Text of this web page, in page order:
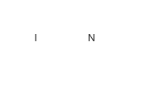
IN